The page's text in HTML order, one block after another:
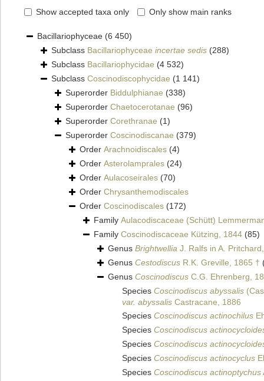
Show accepted taxa only Only show main ranks
Bacillariophyceae (6 450)
Subclass Bacillariophyceae incertae sedis (288)
Subclass Bacillariophycidae (4 532)
Subclass Coscinodiscophycidae (1 141)
Superorder Biddulphianae (338)
Superorder Chaetocerotanae (96)
Superorder Corethranae (1)
Superorder Coscinodiscanae (379)
Order Arachnoidiscales (4)
Order Asterolamprales (24)
Order Aulacoseirales (70)
Order Chrysanthemodiscales
Order Coscinodiscales (172)
Family Aulacodiscaceae (Schütt)
Family Coscinodiscaceae Kützing, 1844 (85)
Genus Brightwellia J. Ralfs in A.
Genus Cestodiscus R.K. Greville, 1865 †
Genus Coscinodiscus C.G. Ehrenberg,
Species Coscinodiscus abyssalis
var. abyssalis Castracane, 1886
Species Coscinodiscus actinochilus
Species Coscinodiscus
Species Coscinodiscus
Species Coscinodiscus actinocyclus
Species Coscinodiscus actinoptychus